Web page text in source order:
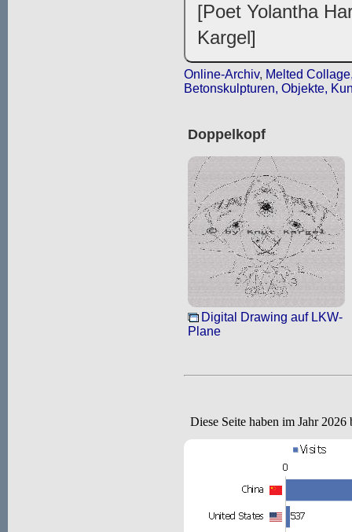
[Poet Yolantha
Kargel]
Online-Archiv, Melted
Betonskulpturen, Objekte,
Doppelkopf
Digital Drawing auf LKW-
Plane